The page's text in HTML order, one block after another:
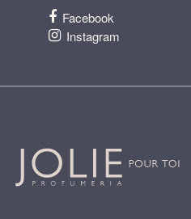
Facebook
Instagram